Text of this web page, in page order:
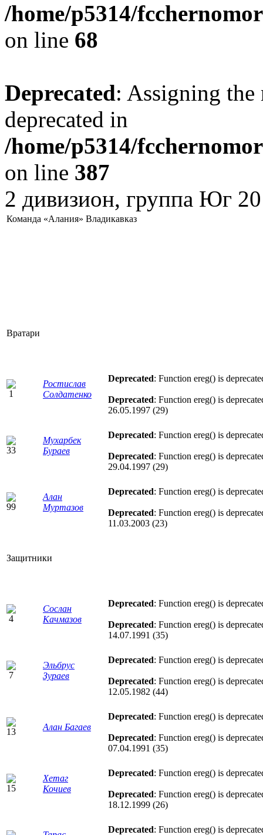
/home/p5314/
on line 68
Deprecated: Assigning the
deprecated in
/home/p5314/
on line 387
2 дивизион, группа Юг
Команда «Алания» Владикавказ
Вратари
Ростислав
Солдатенко
Deprecated: Function ereg() is
Deprecated: Function ereg() is
26.05.1997 (29)
Мухарбек
Бураев
Deprecated: Function ereg() is
Deprecated: Function ereg() is
29.04.1997 (29)
Алан
Муртазов
Deprecated: Function ereg() is
Deprecated: Function ereg() is
11.03.2003 (23)
Защитники
Сослан
Качмазов
Deprecated: Function ereg() is
Deprecated: Function ereg() is
14.07.1991 (35)
Эльбрус
Зураев
Deprecated: Function ereg() is
Deprecated: Function ereg() is
12.05.1982 (44)
Алан Багаев
Deprecated: Function ereg() is
Deprecated: Function ereg() is
07.04.1991 (35)
Хетаг
Кочиев
Deprecated: Function ereg() is
Deprecated: Function ereg() is
18.12.1999 (26)
Deprecated: Function ereg() is